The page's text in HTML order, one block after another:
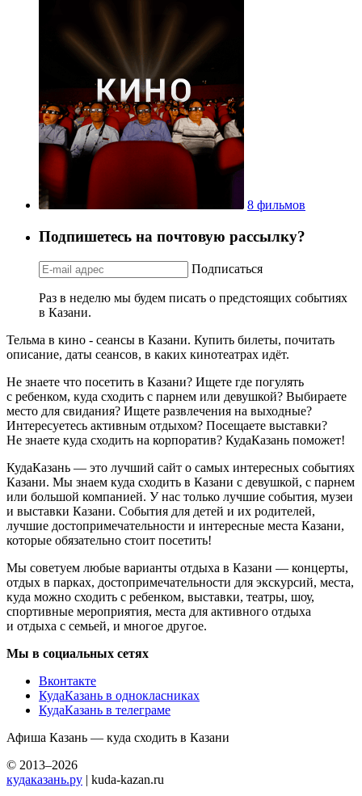
8 фильмов
Подпишетесь на почтовую рассылку?
Подписаться
Раз в неделю мы будем писать о предстоящих событиях
в Казани.
Тельма в кино - сеансы в Казани. Купить билеты, почитать
описание, даты сеансов, в каких кинотеатрах идёт.
Не знаете что посетить в Казани? Ищете где погулять
с ребенком, куда сходить с парнем или девушкой? Выбираете
место для свидания? Ищете развлечения на выходные?
Интересуетесь активным отдыхом? Посещаете выставки?
Не знаете куда сходить на корпоратив? КудаКазань поможет!
КудаКазань — это лучший сайт о самых интересных событиях
Казани. Мы знаем куда сходить в Казани с девушкой, с парнем
или большой компанией. У нас только лучшие события, музеи
и выставки Казани. События для детей и их родителей,
лучшие достопримечательности и интересные места Казани,
которые обязательно стоит посетить!
Мы советуем любые варианты отдыха в Казани — концерты,
отдых в парках, достопримечательности для экскурсий, места,
куда можно сходить с ребенком, выставки, театры, шоу,
спортивные мероприятия, места для активного отдыха
и отдыха с семьей, и многое другое.
Мы в социальных сетях
Вконтакте
КудаКазань в однокласниках
КудаКазань в телеграме
Афиша Казань — куда сходить в Казани
© 2013–2026
кудаказань.ру | kuda-kazan.ru